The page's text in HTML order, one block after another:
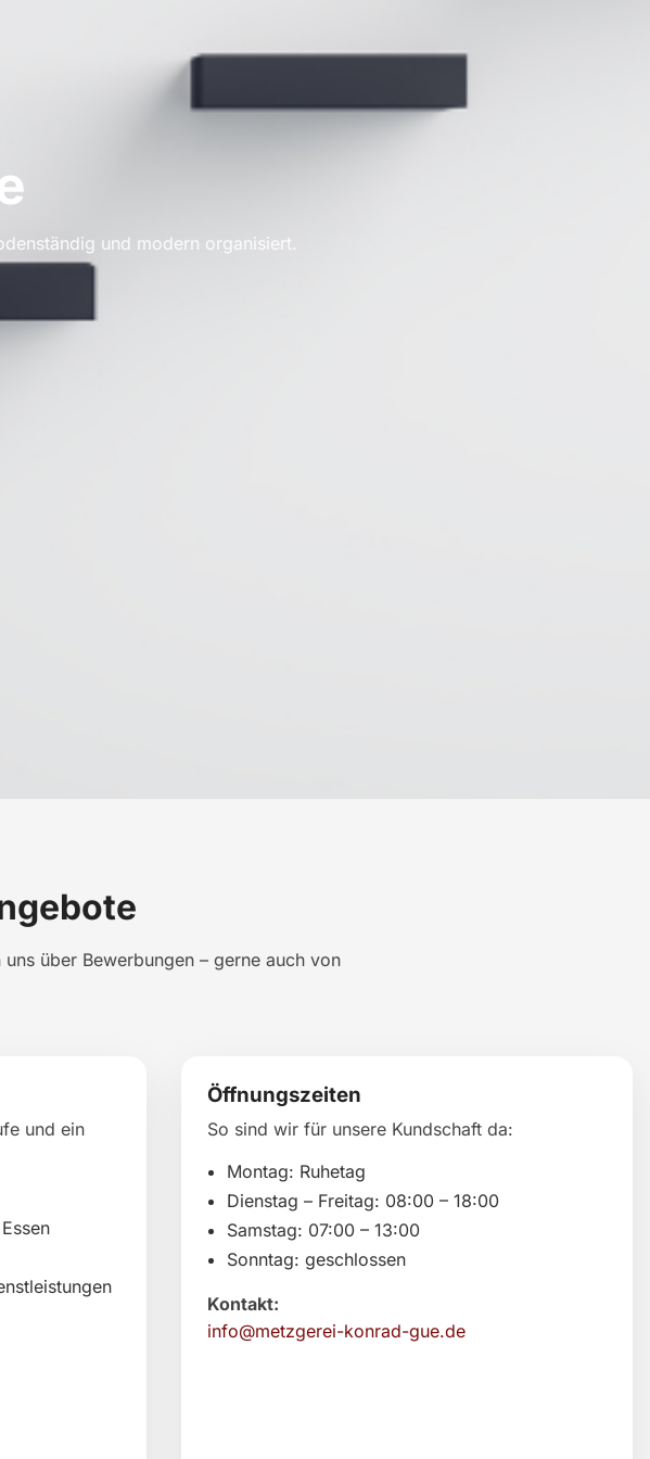
und modern organisiert.
über Bewerbungen – gerne auch von
und ein
Öffnungszeiten
So sind wir für unsere Kundschaft da:
Montag: Ruhetag
Dienstag – Freitag: 08:00 – 18:00
Samstag: 07:00 – 13:00
Sonntag: geschlossen
Kontakt:
info@metzgerei-konrad-gue.de